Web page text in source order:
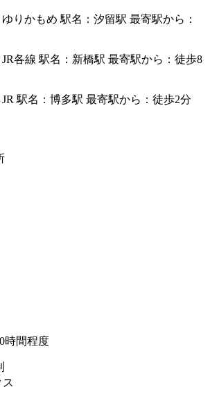
りかもめ 駅名：汐留駅 最寄駅から：
各線 駅名：新橋駅 最寄駅から：徒歩8
駅名：博多駅 最寄駅から：徒歩2分
時間程度